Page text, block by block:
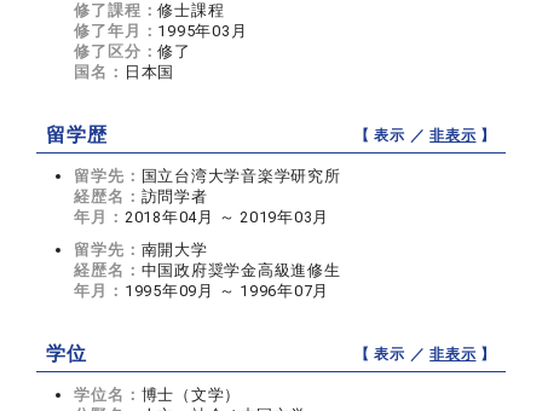
修了課程：修士課程
修了年月： 1995年03月
修了区分：修了
国名： 日本国
留学歴 【 表示 ／非表示 】
留学先： 国立台湾大学音楽学研究所
経歴名： 訪問学者
年月： 2018年04月 ～ 2019年03月
留学先： 南開大学
経歴名： 中国政府奨学金高級進修生
年月： 1995年09月 ～ 1996年07月
学位 【 表示 ／非表示 】
学位名： 博士（文学）